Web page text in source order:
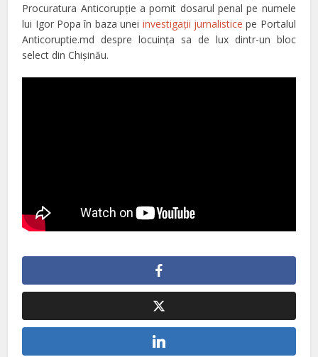
Procuratura Anticorupţie a pornit dosarul penal pe numele
lui Igor Popa în baza unei investigaţii jurnalistice pe Portalul
Anticoruptie.md despre locuinţa sa de lux dintr-un bloc
select din Chişinău.